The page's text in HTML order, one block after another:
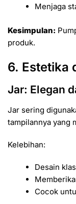
Menjaga
Kesimpulan:
produk.
6. Estetika
Jar: Elegan
Jar sering
tampilannya yang
Kelebihan:
Desain
Cocok